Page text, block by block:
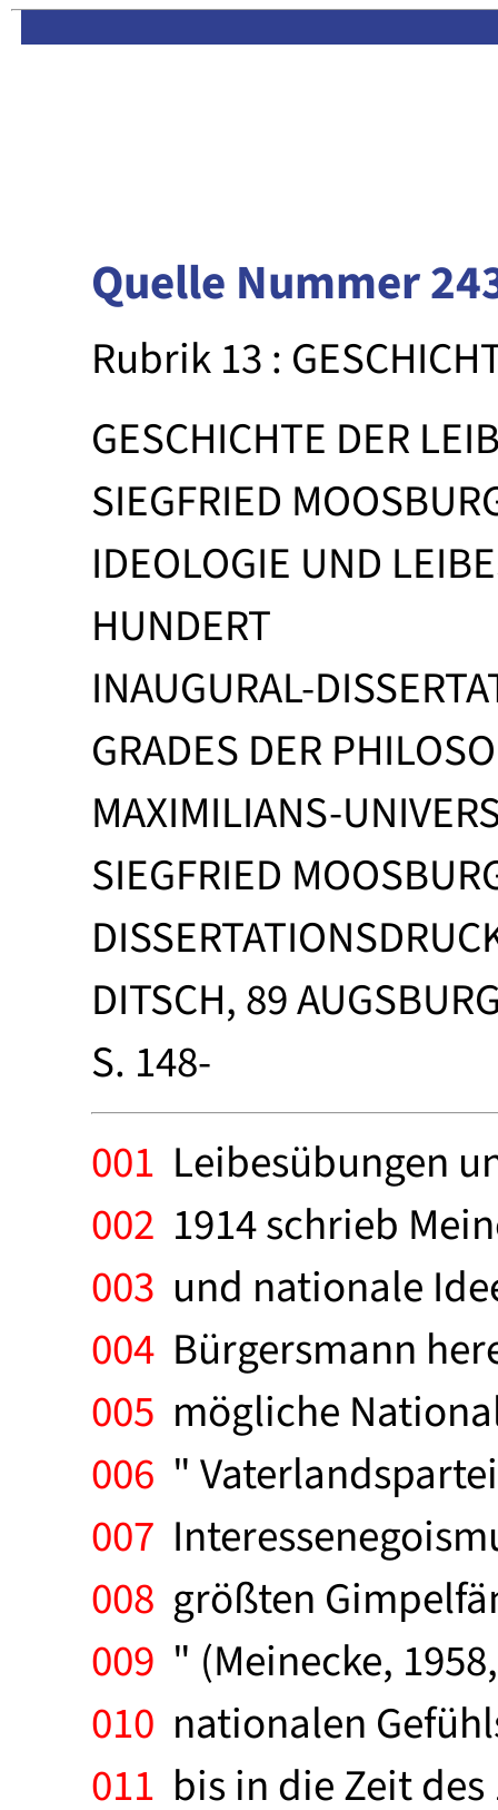
Quelle Nummer
Rubrik 13 :
GESCHICHTE DER
SIEGFRIED
IDEOLOGIE UND
HUNDERT
INAUGURAL-
GRADES DER
MAXIMILIANS-
SIEGFRIED
DITSCH, 89
S. 148-
001 Leibesübungen
002 1914 schrieb
003 und nationale
004 Bürgersmann
005 mögliche
006 "
007
008 größten
009 " (Meinecke,
010 nationalen
011 bis in die Zeit